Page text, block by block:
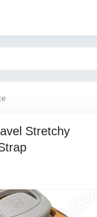
Stretchy